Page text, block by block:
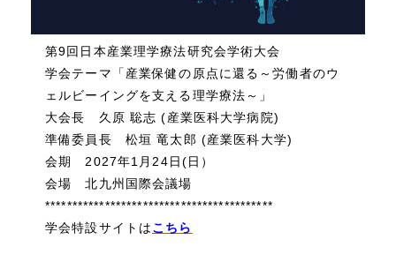
第9回日本産業理学療法研究会学術大会
学会テーマ「産業保健の原点に還る～労働者のウ
ェルビーイングを支える理学療法～」
大会長 久原 聡志 (産業医科大学病院)
準備委員長 松垣 竜太郎 (産業医科大学)
会期 2027年1月24日(日）
会場 北九州国際会議場
******************************************
学会特設サイトはこちら